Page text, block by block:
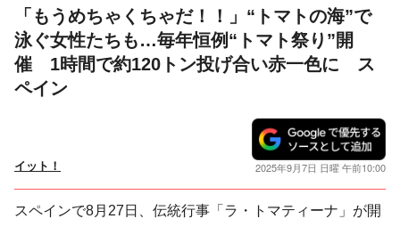
「もうめちゃくちゃだ！！」“トマトの海”で
泳ぐ女性たちも…毎年恒例“トマト祭り”開
催 1時間で約120トン投げ合い赤一色に ス
ペイン
イット！ 2025年9月7日 日曜 午前10:00
スペインで8月27日、伝統行事「ラ・トマティーナ」が開